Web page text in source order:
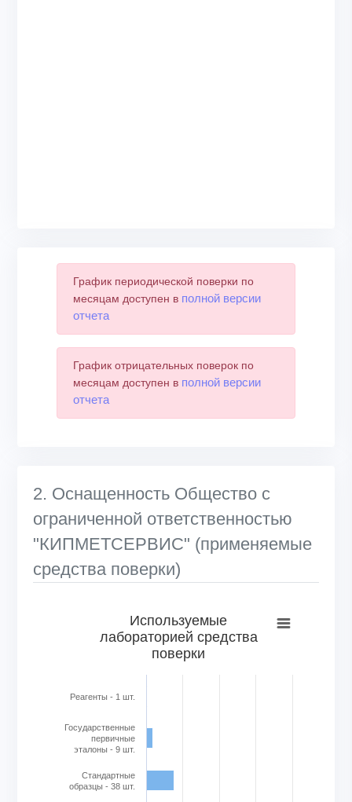
График периодической поверки по
месяцам доступен в полной версии
отчета
График отрицательных поверок по
месяцам доступен в полной версии
отчета
2. Оснащенность Общество с
ограниченной ответственностью
"КИПМЕТСЕРВИС" (применяемые
средства поверки)
Bar chart with 6 bars.
View as data table, Используемые лабораторией
The chart has 1 X axis displaying categories.
The chart has 1 Y axis displaying Кол-во в шт.. Range: 0
Используемые
лабораторией средства
поверки
Реагенты - 1 шт.
Государственные
первичные
эталоны - 9 шт.
Стандартные
образцы - 38 шт.